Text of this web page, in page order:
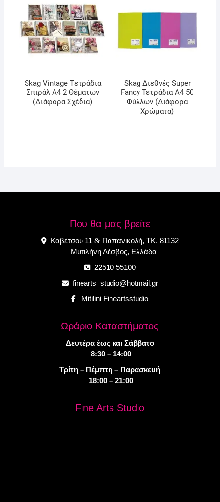
Skag Vintage Tετράδια
Σπιράλ Α4 2 Θέματων
(Διάφορα Σχέδια)
Skag Διεθνές Super
Fancy Τετράδια Α4 50
Φύλλων (Διάφορα
Χρώματα)
Που θα μας βρείτε
Καβέτσου 11 &Παπανικολή, ΤΚ. 81132
Μυτιλήνη Λέσβος, Ελλάδα
22510 55100
finearts_studio@hotmail.gr
Mitilini Fineartsstudio
Ωράριο Καταστήματος
Δευτέρα έως και Σάββατο
8:30 – 14:00
Τρίτη – Πέμπτη – Παρασκευή
18:00 – 21:00
Fine Arts Studio